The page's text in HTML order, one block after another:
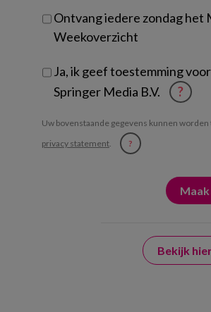
Ontvang iedere zondag het
Weekoverzicht
Ja, ik geef toestemming
Springer Media B.V.
?
Uw bovenstaande gegevens kunnen
privacy statement. ?
Bekijk